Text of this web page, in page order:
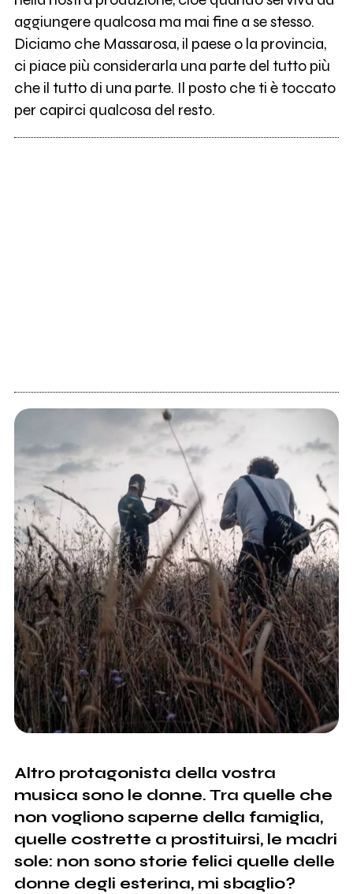
aggiungere qualcosa ma mai fine a se stesso.
Diciamo che Massarosa, il paese o la provincia,
ci piace più considerarla una parte del tutto più
che il tutto di una parte. Il posto che ti è toccato
per capirci qualcosa del resto.
Altro protagonista della vostra
musica sono le donne. Tra quelle che
non vogliono saperne della famiglia,
quelle costrette a prostituirsi, le madri
sole: non sono storie felici quelle delle
donne degli esterina, mi sbaglio?